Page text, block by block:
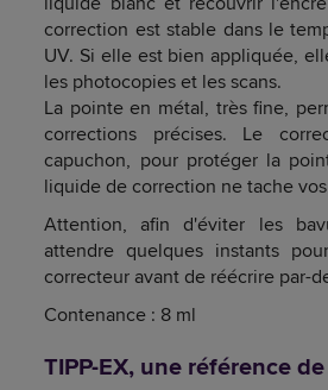
correction est stable dans le
UV. Si elle est bien appliquée,
les photocopies et les scans.
La pointe en métal, très fine,
corrections précises. Le
capuchon, pour protéger la
liquide de correction ne tache
Attention, afin d'éviter les
attendre quelques instants
correcteur avant de réécrire par-
Contenance : 8 ml
TIPP-EX, une référence